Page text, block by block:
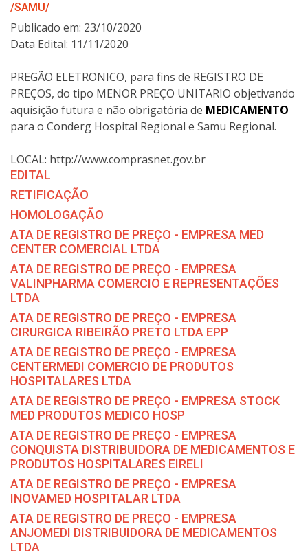
/SAMU/
Publicado em: 23/10/2020
Data Edital: 11/11/2020
PREGÃO ELETRONICO, para fins de REGISTRO DE
PREÇOS, do tipo MENOR PREÇO UNITARIO objetivando
aquisição futura e não obrigatória de MEDICAMENTO
para o Conderg Hospital Regional e Samu Regional.
LOCAL: http://www.comprasnet.gov.br
EDITAL
RETIFICAÇÃO
HOMOLOGAÇÃO
ATA DE REGISTRO DE PREÇO - EMPRESA MED
CENTER COMERCIAL LTDA
ATA DE REGISTRO DE PREÇO - EMPRESA
VALINPHARMA COMERCIO E REPRESENTAÇÕES
LTDA
ATA DE REGISTRO DE PREÇO - EMPRESA
CIRURGICA RIBEIRÃO PRETO LTDA EPP
ATA DE REGISTRO DE PREÇO - EMPRESA
CENTERMEDI COMERCIO DE PRODUTOS
HOSPITALARES LTDA
ATA DE REGISTRO DE PREÇO - EMPRESA STOCK
MED PRODUTOS MEDICO HOSP
ATA DE REGISTRO DE PREÇO - EMPRESA
CONQUISTA DISTRIBUIDORA DE MEDICAMENTOS E
PRODUTOS HOSPITALARES EIRELI
ATA DE REGISTRO DE PREÇO - EMPRESA
INOVAMED HOSPITALAR LTDA
ATA DE REGISTRO DE PREÇO - EMPRESA
ANJOMEDI DISTRIBUIDORA DE MEDICAMENTOS
LTDA